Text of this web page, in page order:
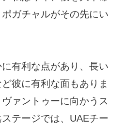
ガチャルがその先にい
有利な点があり、長い
彼に有利な面もありま
ァントゥーに向かうス
テージでは、UAEチー